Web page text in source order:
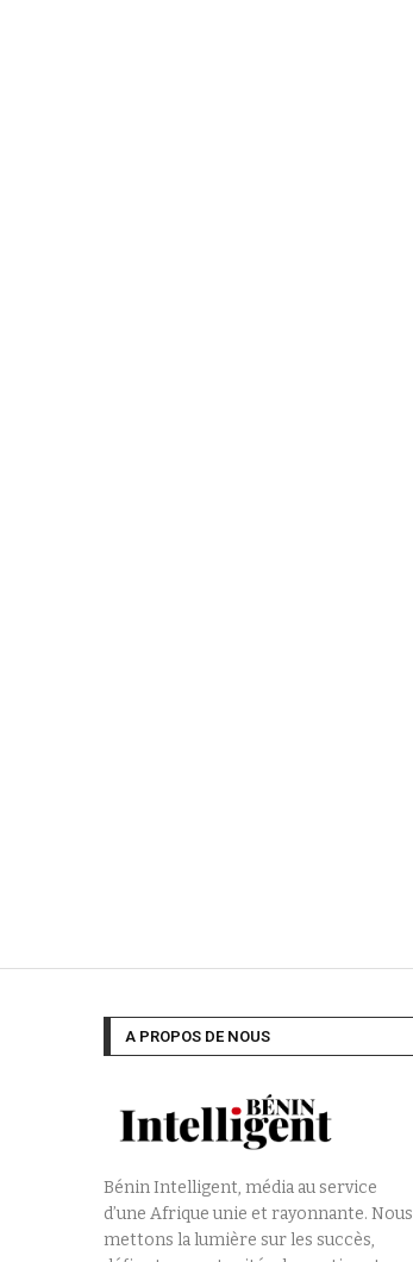
A PROPOS DE NOUS
Bénin Intelligent, média au service
d’une Afrique unie et rayonnante. Nous
mettons la lumière sur les succès,